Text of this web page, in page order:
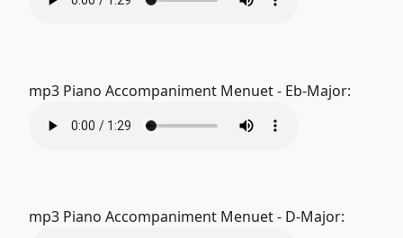
mp3 Piano Accompaniment Menuet - Eb-Major:
mp3 Piano Accompaniment Menuet - D-Major: